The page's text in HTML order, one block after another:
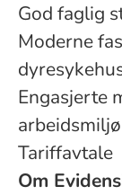
God faglig
Moderne
Engasjerte
arbeidsmiljø
Tariffavtale
Om